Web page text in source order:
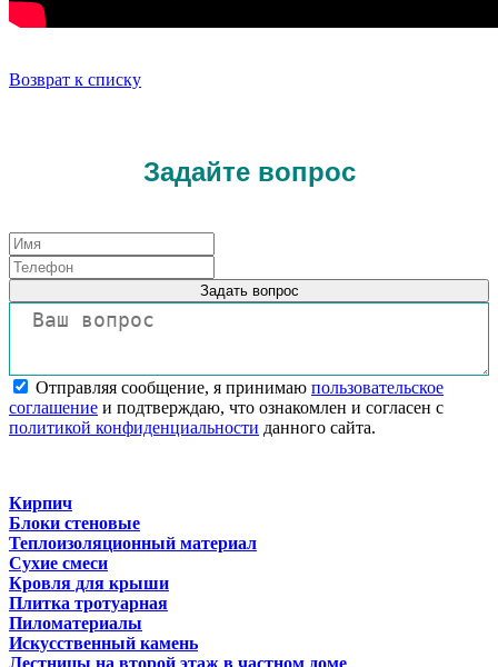
Возврат к списку
Задайте вопрос
Задать вопрос
Отправляя сообщение, я принимаю пользовательское
соглашение и подтверждаю, что ознакомлен и согласен с
политикой конфиденциальности данного сайта.
Кирпич
Блоки стеновые
Теплоизоляционный материал
Сухие смеси
Кровля для крыши
Плитка тротуарная
Пиломатериалы
Искусственный камень
Лестницы на второй этаж в частном доме